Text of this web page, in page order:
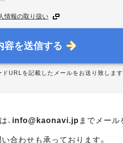
情報の取り扱い
容を送信する
URLを記載したメールをお送り致します
、 info@kaonavi.jp までメール
合わせも承っております。